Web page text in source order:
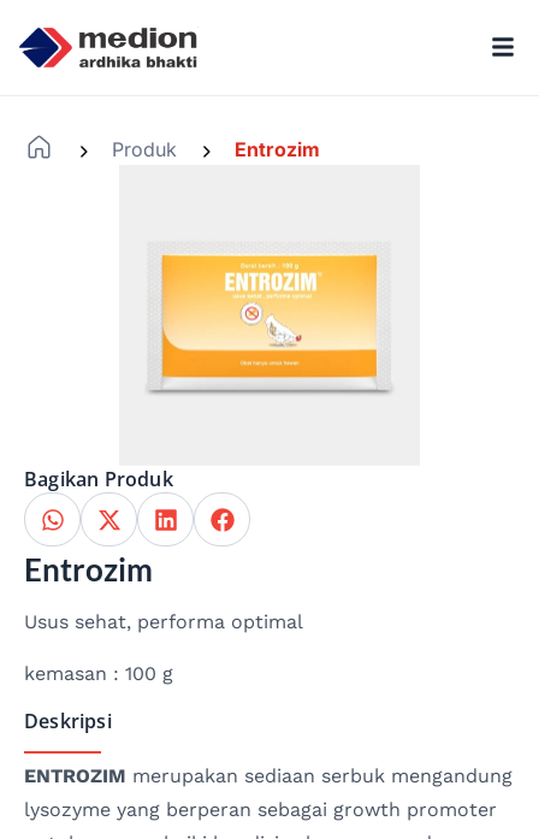
Produk Entrozim
Bagikan Produk
Entrozim
Usus sehat, performa optimal
kemasan : 100 g
Deskripsi
ENTROZIM merupakan sediaan serbuk mengandung
lysozyme yang berperan sebagai growth promoter